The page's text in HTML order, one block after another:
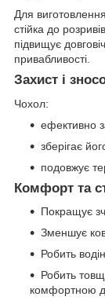
Для
стійка до
підвищує
привабливості.
Захист і
Чохол:
ефективно
зберігає
подовжує
Комфорт та
Покращує
Зменшує
Робить
Робить
комфортною